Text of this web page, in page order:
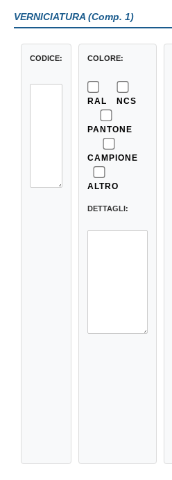
VERNICIATURA (Comp. 1)
CODICE: COLORE:
RAL NCS
PANTONE
CAMPIONE
ALTRO
DETTAGLI: